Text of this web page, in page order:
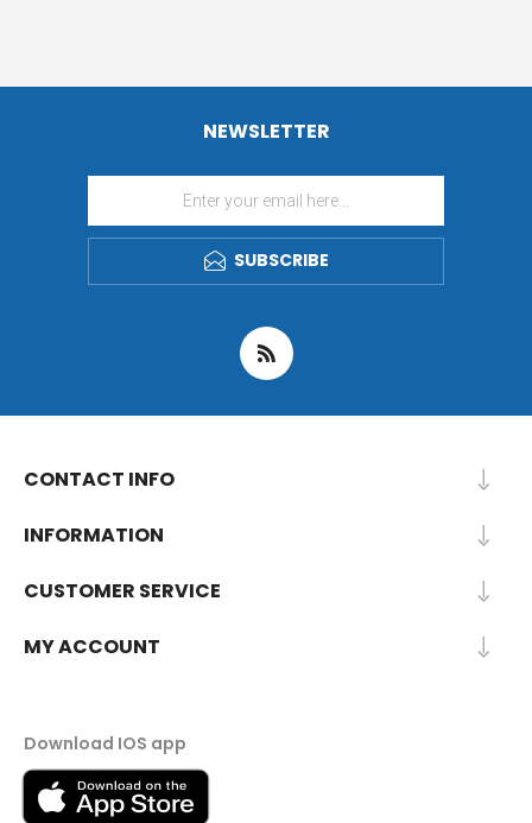
NEWSLETTER
SUBSCRIBE
CONTACT INFO
INFORMATION
CUSTOMER SERVICE
MY ACCOUNT
Download IOS app